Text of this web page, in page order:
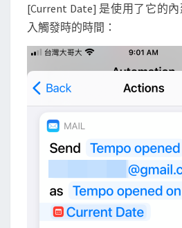
[Current Date] 是使用了它的
入觸發時的時間：